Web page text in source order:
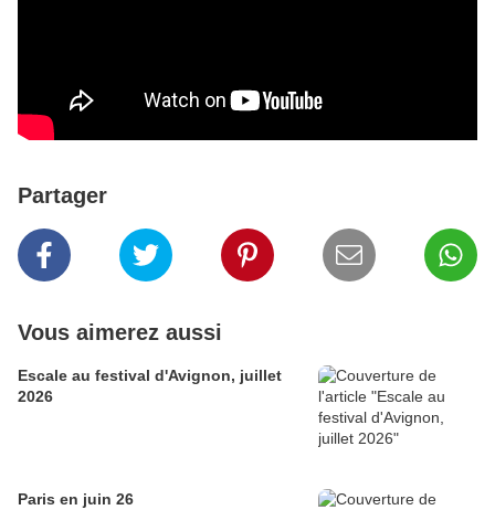
Partager
Vous aimerez aussi
Escale au festival d'Avignon, juillet
2026
Paris en juin 26